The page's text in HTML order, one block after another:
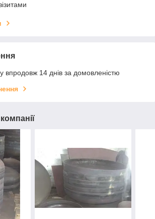
впродовж 14 днів за домовленістю